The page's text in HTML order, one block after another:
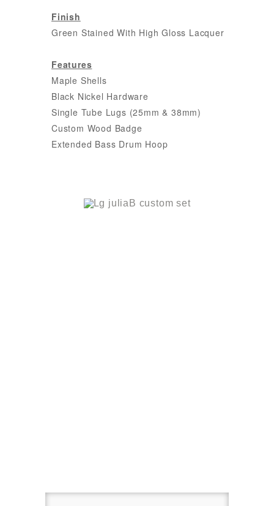
Finish
Green Stained With High Gloss Lacquer
Features
Maple Shells
Black Nickel Hardware
Single Tube Lugs (25mm & 38mm)
Custom Wood Badge
Extended Bass Drum Hoop